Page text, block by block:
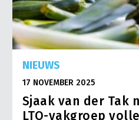
NIEUWS
17 NOVEMBER 2025
Sjaak van der Tak
LTO-vakgroep